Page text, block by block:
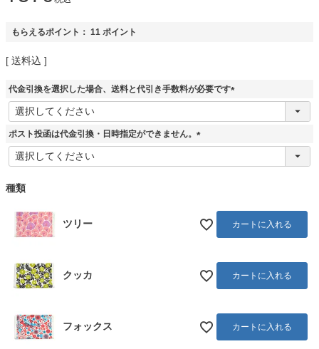
もらえるポイント： 11 ポイント
送料込
代金引換を選択した場合、送料と代引き手数料が必要です
(
ポスト投函は代金引換・日時指定ができません。
(
種類
ツリー カートに入れる
クッカ カートに入れる
フォックス カートに入れる